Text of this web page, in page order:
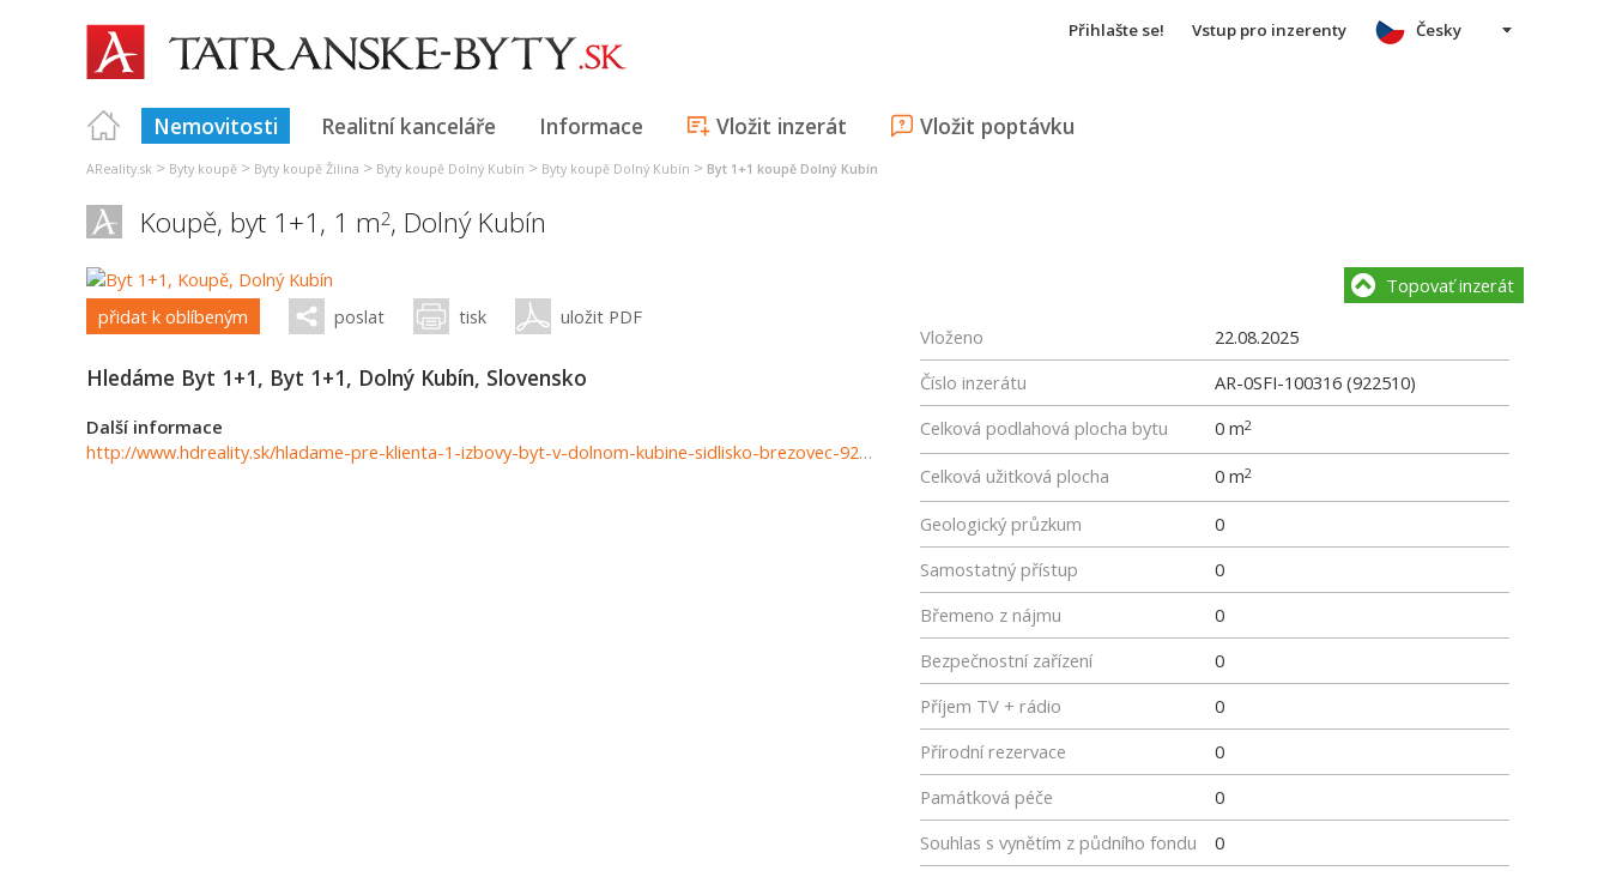
Přihlašte se! Vstup pro inzerenty
Nemovitosti Realitní kanceláře Informace Vložit inzerát Vložit poptávku
Česky
AReality.sk > Byty koupě > Byty koupě Žilina > Byty koupě Dolný Kubín > Byty koupě Dolný Kubín > Byt 1+1 koupě Dolný Kubín
Koupě, byt 1+1, 1 m2, Dolný Kubín
přidat k oblíbeným poslat tisk uložit PDF
Hledáme Byt 1+1, Byt 1+1, Dolný Kubín, Slovensko
Další informace
http://www.hdreality.sk/hladame-pre-klienta-1-izbovy-byt-v-dolnom-kubine-sidlisko-brezovec-926874
Topovať inzerát
Vloženo
22.08.2025
Číslo inzerátu
AR-0SFI-100316 (922510)
Celková podlahová plocha bytu
0 m2
Celková užitková plocha 0 m2
Geologický průzkum
0
Samostatný přístup
0
Břemeno z nájmu
0
Bezpečnostní zařízení
0
Příjem TV + rádio
0
Přírodní rezervace
0
Památková péče
0
Souhlas s vynětím z půdního fondu
0